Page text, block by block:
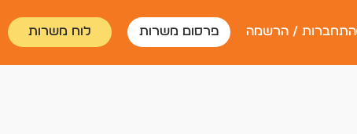
התחברות / הרשמה פרסום משרות לוח משרות